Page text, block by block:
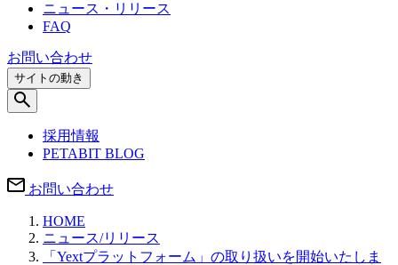
ニュース・リリース
FAQ
お問い合わせ
サイトの動き
採用情報
PETABIT BLOG
お問い合わせ
HOME
ニュース/リリース
「Yextプラットフォーム」の取り扱いを開始いたしま